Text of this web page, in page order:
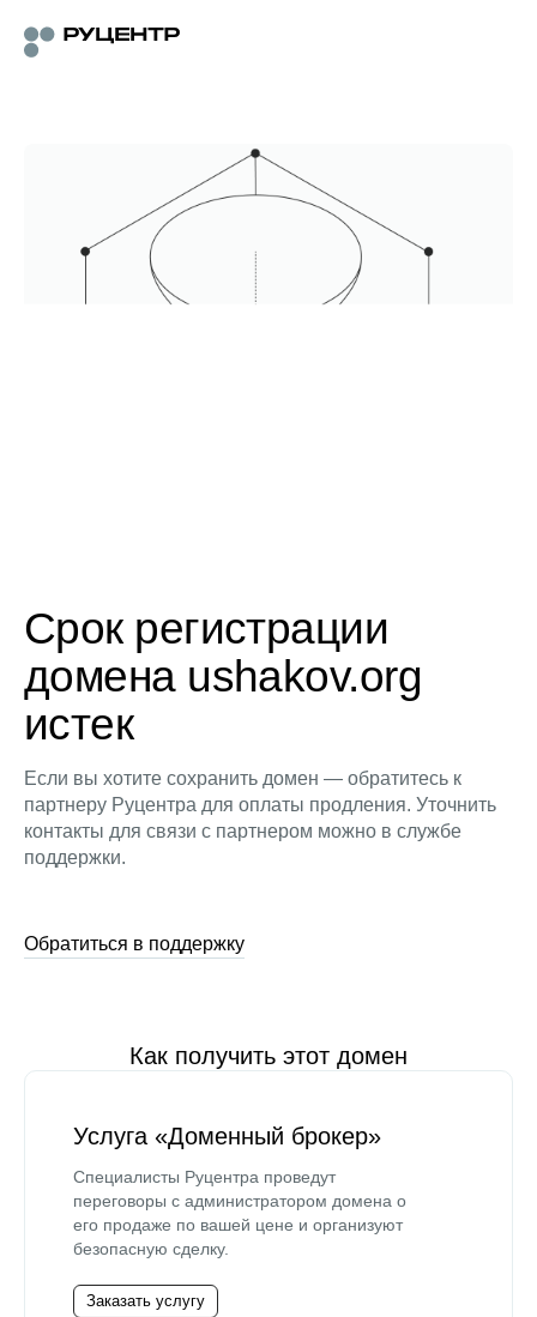
Срок регистрации
домена ushakov.org
истек
Если вы хотите сохранить домен — обратитесь к
партнеру Руцентра для оплаты продления. Уточнить
контакты для связи с партнером можно в службе
поддержки.
Обратиться в поддержку
Как получить этот домен
Услуга «Доменный брокер»
Специалисты Руцентра проведут
переговоры с администратором домена о
его продаже по вашей цене и организуют
безопасную сделку.
Заказать услугу